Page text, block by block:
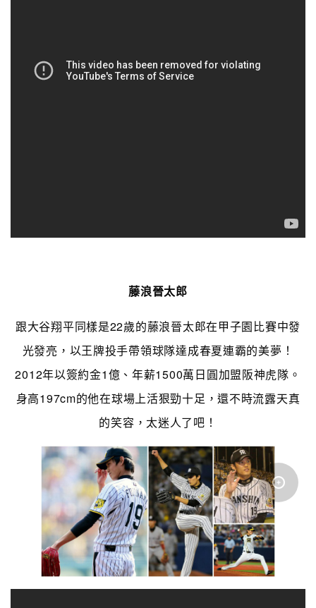
藤浪晉太郎
跟大谷翔平同樣是22歲的藤浪晉太郎在甲子園比賽中發
光發亮，以王牌投手帶領球隊達成春夏連霸的美夢！
2012年以簽約金1億、年薪1500萬日圓加盟阪神虎隊。
身高197cm的他在球場上活狠勁十足，還不時流露天真
的笑容，太迷人了吧！